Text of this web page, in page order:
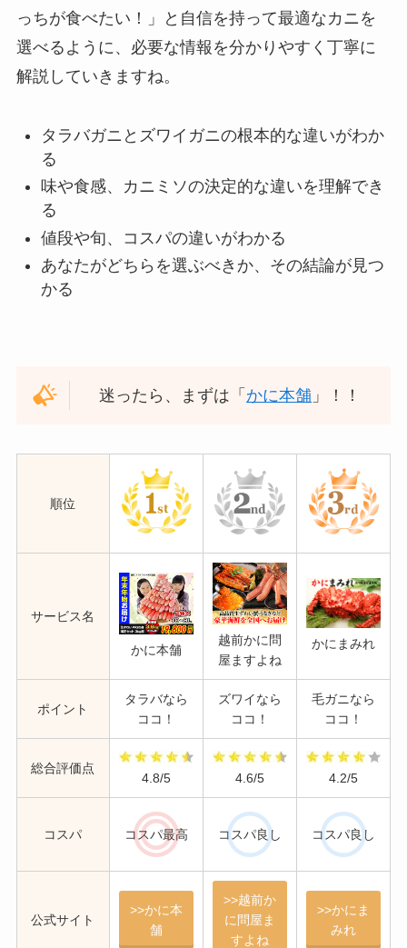
っちが食べたい！」と自信を持って最適なカニを
選べるように、必要な情報を分かりやすく丁寧に
解説していきますね。
タラバガニとズワイガニの根本的な違いがわか
る
味や食感、カニミソの決定的な違いを理解でき
る
値段や旬、コスパの違いがわかる
あなたがどちらを選ぶべきか、その結論が見つ
かる
迷ったら、まずは「かに本舗 」！！
順位
サービス名
かに本舗
越前かに問
屋ますよね
かにまみれ
ポイント
タラバなら
ココ！
ズワイなら
ココ！
毛ガニなら
ココ！
総合評価点
4.8/5 4.6/5 4.2/5
コスパ コスパ最高 コスパ良し コスパ良し
公式サイト
>>かに本
舗
>>越前か
に問屋ま
すよね
>>かにま
みれ